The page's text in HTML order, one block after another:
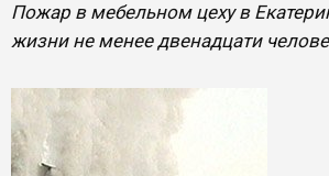
Пожар в мебельном цеху в
жизни не менее двенадцати